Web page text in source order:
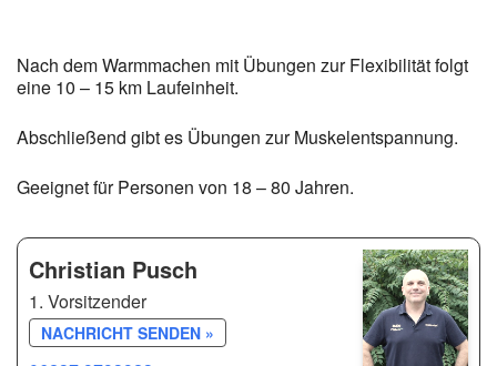
Nach dem Warmmachen mit Übungen zur Flexibilität folgt
eine 10 – 15 km Laufeinheit.
Abschließend gibt es Übungen zur Muskelentspannung.
Geeignet für Personen von 18 – 80 Jahren.
Christian Pusch
1. Vorsitzender
NACHRICHT SENDEN »